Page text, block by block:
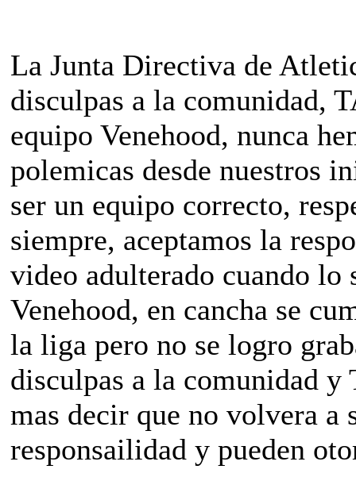
La Junta Directiva de
disculpas a la comunidad,
equipo Venehood, nunca
polemicas desde nuestros
ser un equipo correcto,
siempre, aceptamos la
video adulterado cuando
Venehood, en cancha se
la liga pero no se logro
disculpas a la comunidad y
mas decir que no volvera a
responsailidad y pueden